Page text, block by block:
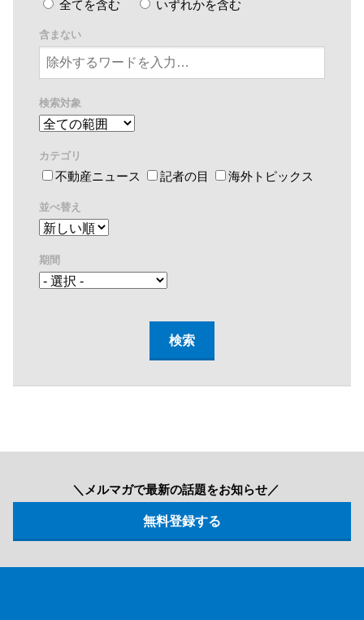
全てを含む いずれかを含む
含まない
検索対象
カテゴリ
不動産ニュース 記者の目 海外トピックス
並べ替え
期間
＼メルマガで最新の話題をお知らせ／